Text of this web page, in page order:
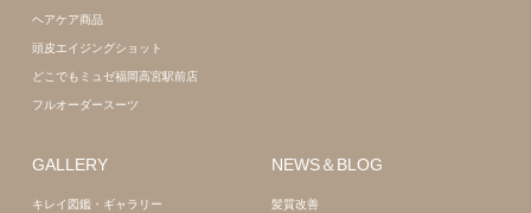
ヘアケア商品
頭皮エイジングショット
どこでもミュゼ福岡高宮駅前店
フルオーダースーツ
GALLERY
キレイ図鑑・ギャラリー
NEWS＆BLOG
髪質改善